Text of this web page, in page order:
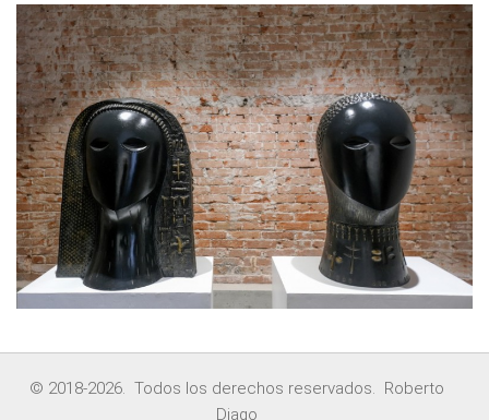
© 2018-2026. Todos los derechos reservados. Roberto
Diago